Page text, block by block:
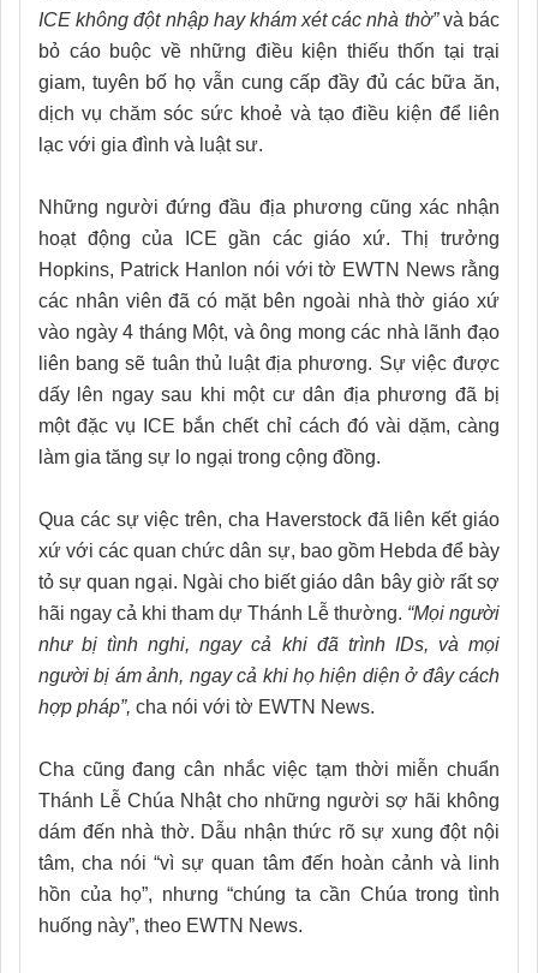
ICE không đột nhập hay khám xét các nhà thờ”và bác
bỏ cáo buộc về những điều kiện thiếu thốn tại trại
giam, tuyên bố họ vẫn cung cấp đầy đủ các bữa ăn,
dịch vụ chăm sóc sức khoẻ và tạo điều kiện để liên
lạc với gia đình và luật sư.
Những người đứng đầu địa phương cũng xác nhận
hoạt động của ICE gần các giáo xứ. Thị trưởng
Hopkins, Patrick Hanlon nói với tờ EWTN News rằng
các nhân viên đã có mặt bên ngoài nhà thờ giáo xứ
vào ngày 4 tháng Một, và ông mong các nhà lãnh đạo
liên bang sẽ tuân thủ luật địa phương. Sự việc được
dấy lên ngay sau khi một cư dân địa phương đã bị
một đặc vụ ICE bắn chết chỉ cách đó vài dặm, càng
làm gia tăng sự lo ngại trong cộng đồng.
Qua các sự việc trên, cha Haverstock đã liên kết giáo
xứ với các quan chức dân sự, bao gồm Hebda để bày
tỏ sự quan ngại. Ngài cho biết giáo dân bây giờ rất sợ
hãi ngay cả khi tham dự Thánh Lễ thường. “Mọi người
như bị tình nghi, ngay cả khi đã trình IDs, và mọi
người bị ám ảnh, ngay cả khi họ hiện diện ở đây cách
hợp pháp”, cha nói với tờ EWTN News.
Cha cũng đang cân nhắc việc tạm thời miễn chuẩn
Thánh Lễ Chúa Nhật cho những người sợ hãi không
dám đến nhà thờ. Dẫu nhận thức rõ sự xung đột nội
tâm, cha nói “vì sự quan tâm đến hoàn cảnh và linh
hồn của họ”, nhưng “chúng ta cần Chúa trong tình
huống này”, theo EWTN News.